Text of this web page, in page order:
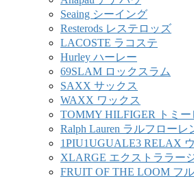
Seaing シーイング
Resterods レステロッズ
LACOSTE ラコステ
Hurley ハーレー
69SLAM ロックスラム
SAXX サックス
WAXX ワックス
TOMMY HILFIGER トミー
Ralph Lauren ラルフローレ
1PIU1UGUALE3 RELAX
XLARGE エクストララー
FRUIT OF THE LOOM フ